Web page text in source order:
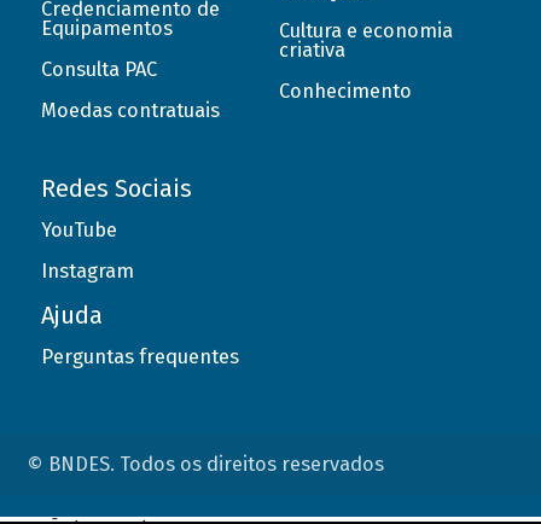
Credenciamento de
Equipamentos
Consulta PAC
Moedas contratuais
Cultura e economia
criativa
Conhecimento
Redes Sociais
YouTube
Instagram
Ajuda
Perguntas frequentes
© BNDES. Todos os direitos reservados